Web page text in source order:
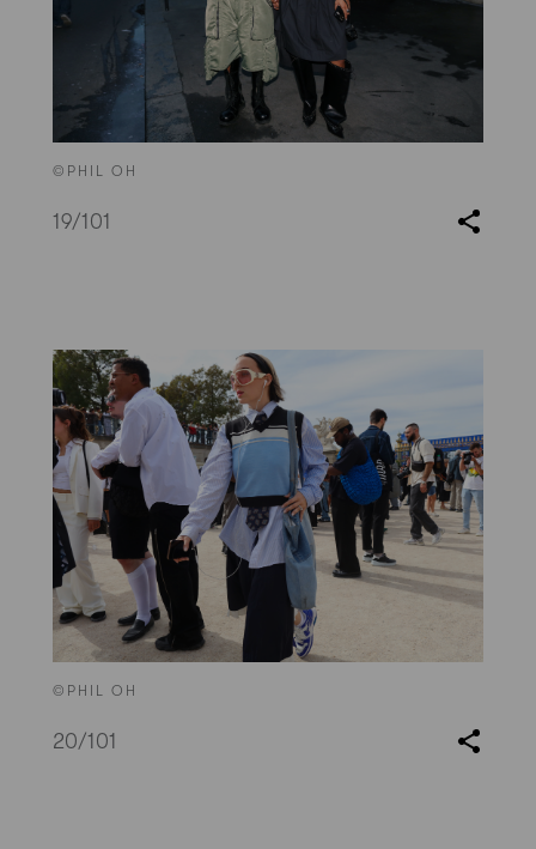
©PHIL OH
19/101
©PHIL OH
20/101